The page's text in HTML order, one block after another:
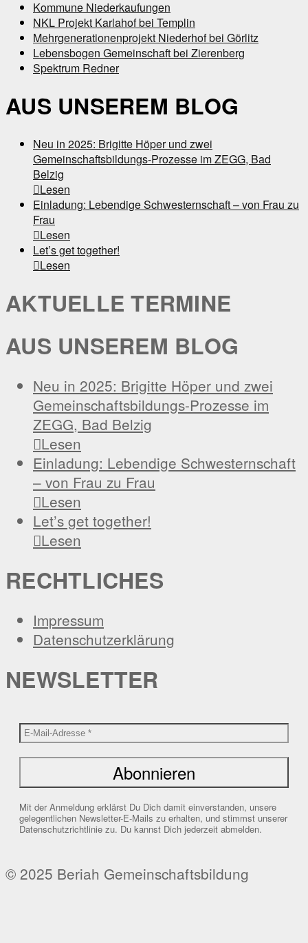
Kommune Niederkaufungen
NKL Projekt Karlahof bei Templin
Mehrgenerationenprojekt Niederhof bei Görlitz
Lebensbogen Gemeinschaft bei Zierenberg
Spektrum Redner
AUS UNSEREM BLOG
Neu in 2025: Brigitte Höper und zwei
Gemeinschaftsbildungs-Prozesse im ZEGG, Bad
Belzig
Lesen
Einladung: Lebendige Schwesternschaft – von Frau zu
Frau
Lesen
Let’s get together!
Lesen
AKTUELLE TERMINE
AUS UNSEREM BLOG
Neu in 2025: Brigitte Höper und zwei
Gemeinschaftsbildungs-Prozesse im
ZEGG, Bad Belzig
Lesen
Einladung: Lebendige Schwesternschaft
– von Frau zu Frau
Lesen
Let’s get together!
Lesen
RECHTLICHES
Impressum
Datenschutzerklärung
NEWSLETTER
Mit der Anmeldung erklärst Du Dich damit einverstanden, unsere
gelegentlichen Newsletter-E-Mails zu erhalten, und stimmst unserer
Datenschutzrichtlinie zu. Du kannst Dich jederzeit abmelden.
© 2025 Beriah Gemeinschaftsbildung